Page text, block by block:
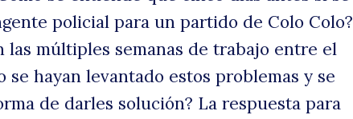
policial para un partido de Colo Colo?
las múltiples semanas de trabajo entre el
se hayan levantado estos problemas y se
de darles solución? La respuesta para